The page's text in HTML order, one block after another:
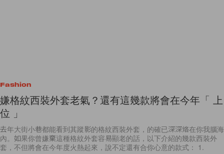
Fashion
嫌格紋西裝外套老氣？還有這幾款將會在今年「 上
位 」
去年大街小巷都能看到其蹤影的格紋西裝外套，的確已深深烙在你我腦海
內。如果你曾嫌棄這種格紋外套容易顯老的話，以下介紹的幾款西裝外
套，不但將會在今年度火熱起來，說不定還有合你心意的款式： 1.